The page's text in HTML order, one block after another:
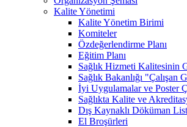
Kalite Yönetimi
Kalite Yönetim Birimi
Komiteler
Özdeğerlendirme Planı
Eğitim Planı
Sağlık Hizmeti Kalitesinin
Sağlık Bakanlığı "Çalışan
İyi Uygulamalar ve Poster
Sağlıkta Kalite ve
Dış Kaynaklı Döküman
El Broşürleri